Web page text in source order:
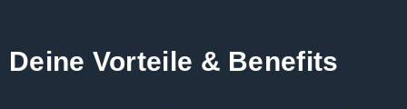
Deine Vorteile & Benefits